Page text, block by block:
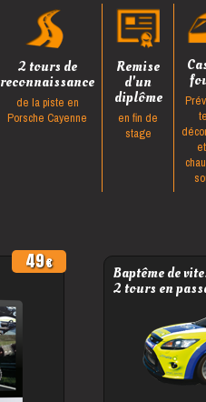
2 tours de
reconnaissance
de la piste en
Porsche Cayenne
Remise
d'un
diplôme
en fin de
stage
49
Baptême de
2 tours en